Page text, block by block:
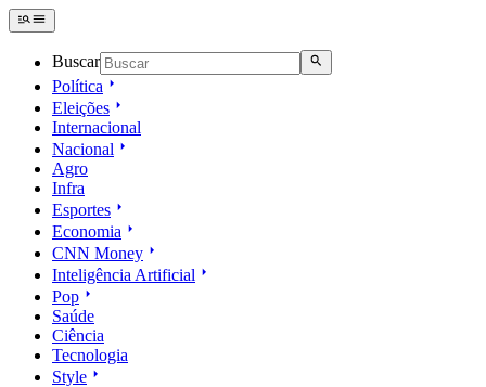
Buscar
Política
Eleições
Internacional
Nacional
Agro
Infra
Esportes
Economia
CNN Money
Inteligência Artificial
Pop
Saúde
Ciência
Tecnologia
Style